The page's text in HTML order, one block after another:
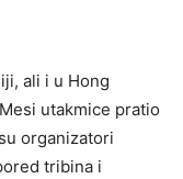
ali i u Hong
utakmice pratio
organizatori
tribina i